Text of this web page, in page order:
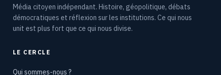
Média citoyen indépendant. Histoire, géopolitique, débats
démocratiques et réflexion sur les institutions. Ce qui nous
unit est plus fort que ce qui nous divise.
LE CERCLE
Qui sommes-nous ?